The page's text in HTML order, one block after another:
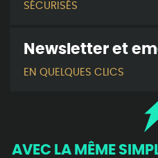
SÉCURISÉS
Newsletter et
EN QUELQUES CLICS
AVEC LA MÊME